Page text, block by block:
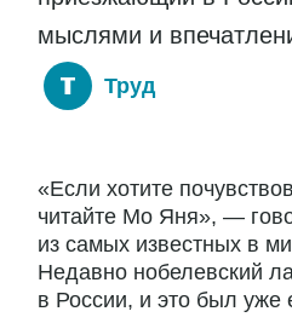
мыслями и
Труд
«Если хотите
читайте Мо Яня», —
из самых известных в
Недавно нобелевский
в России, и это был уже